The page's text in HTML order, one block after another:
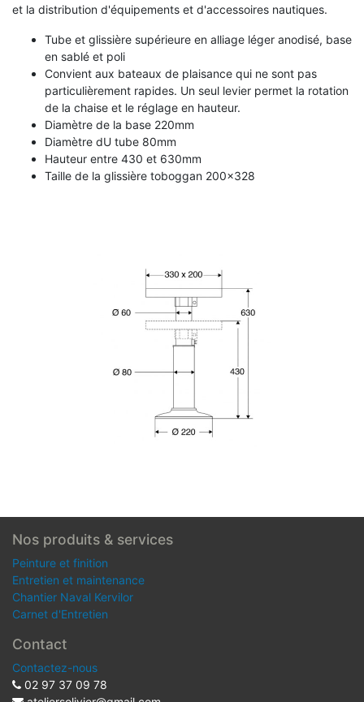
et la distribution d'équipements et d'accessoires nautiques.
Tube et glissière supérieure en alliage léger anodisé, base
en sablé et poli
Convient aux bateaux de plaisance qui ne sont pas
particulièrement rapides. Un seul levier permet la rotation
de la chaise et le réglage en hauteur.
Diamètre de la base 220mm
Diamètre dU tube 80mm
Hauteur entre 430 et 630mm
Taille de la glissière toboggan 200x328
Nos produits & services
Peinture et finition
Entretien et maintenance
Chantier Naval Kervilor
Carnet d'Entretien
Contact
Contactez-nous
02 97 37 09 78